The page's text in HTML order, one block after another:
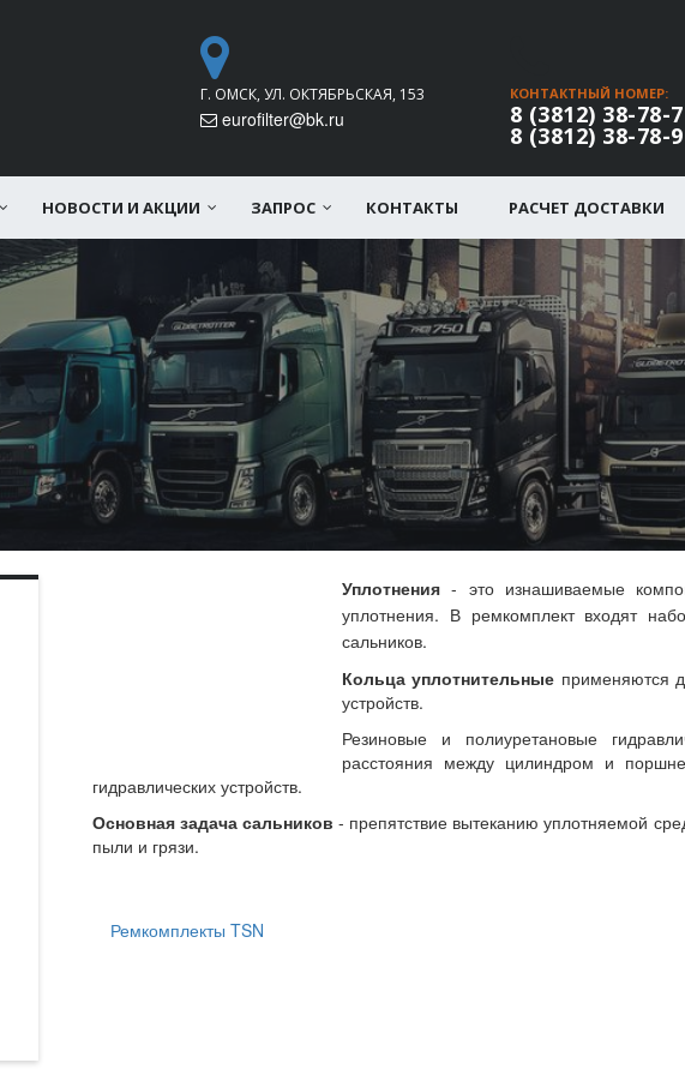
КОНТАКТНЫЙ НОМЕР:
8 (3812) 38-78-
8 (3812) 38-78-
Г. ОМСК, УЛ. ОКТЯБРЬСКАЯ, 153
eurofilter@bk.ru
НОВОСТИ И АКЦИИ ЗАПРОС КОНТАКТЫ РАСЧЕТ ДОСТАВКИ
Уплотнения - это изнашиваемые
уплотнения. В ремкомплект входят
сальников.
Кольца уплотнительные применяются
устройств.
Резиновые и полиуретановые
расстояния между цилиндром и
гидравлических устройств.
Основная задача сальников - препятствие вытеканию уплотняемой
пыли и грязи.
Ремкомплекты TSN